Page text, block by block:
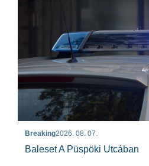
Breaking2026. 08. 07.
Baleset A Püspöki Utcában